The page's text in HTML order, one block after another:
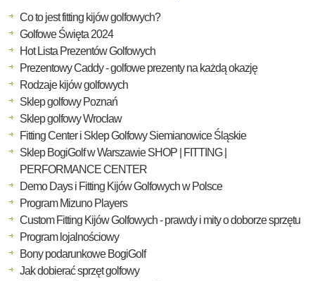
Co to jest fitting kijów golfowych?
Golfowe Święta 2024
Hot Lista Prezentów Golfowych
Prezentowy Caddy - golfowe prezenty na każdą okazję
Rodzaje kijów golfowych
Sklep golfowy Poznań
Sklep golfowy Wrocław
Fitting Center i Sklep Golfowy Siemianowice Śląskie
Sklep BogiGolf w Warszawie SHOP | FITTING |
PERFORMANCE CENTER
Demo Days i Fitting Kijów Golfowych w Polsce
Program Mizuno Players
Custom Fitting Kijów Golfowych - prawdy i mity o doborze sprzętu
Program lojalnościowy
Bony podarunkowe BogiGolf
Jak dobierać sprzęt golfowy